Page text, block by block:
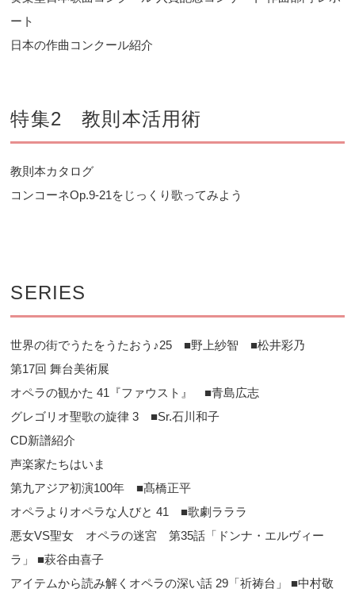
ート
日本の作曲コンクール紹介
特集2 教則本活用術
教則本カタログ
コンコーネOp.9-21をじっくり歌ってみよう
SERIES
世界の街でうたをうたおう♪25 ■野上紗智 ■松井彩乃
第17回 舞台美術展
オペラの観かた 41『ファウスト』 ■青島広志
グレゴリオ聖歌の旋律 3 ■Sr.石川和子
CD新譜紹介
声楽家たちはいま
第九アジア初演100年 ■髙橋正平
オペラよりオペラな人びと 41 ■歌劇ラララ
悪女VS聖女 オペラの迷宮 第35話「ドンナ・エルヴィー
ラ」 ■萩谷由喜子
アイテムから読み解くオペラの深い話 29「祈祷台」 ■中村敬